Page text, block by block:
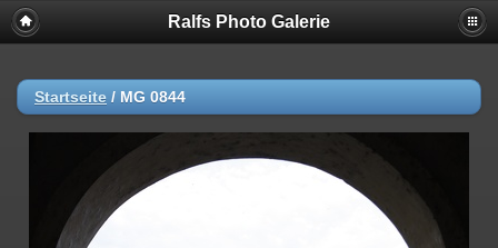
Ralfs Photo Galerie
Startseite / MG 0844